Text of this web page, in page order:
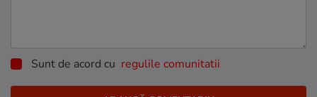
Sunt de acord cu regulile comunitatii